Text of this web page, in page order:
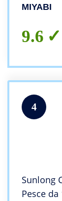
MIYABI
9.6
4
Sunlong
Pesce